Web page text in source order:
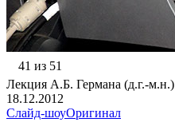
41 из 51
Лекция А.Б. Германа (д.г.-м.н.)
18.12.2012
Слайд-шоуОригинал